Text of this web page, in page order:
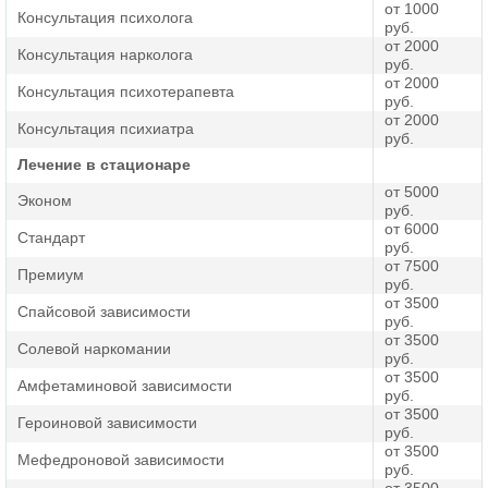
клинику лечения наркозависимых!
Начинать анонимное лечение наркоманов необходимо как
можно скорее, чтобы последствия интоксикации не
оказались для организма и психики критическими. Если
вовремя не оказать наркоману медикаментозную и
психотерапевтическую помощь, то есть риск необратимых
изменений в головном мозге, приводящих к депрессиям,
галлюцинациям и попыткам суицида. Без лечения
наркомания приводит также к системным сбоям в работе
сердца, легких, почек и печени, причем с каждой
очередной дозой состояние продолжает ухудшаться.
Выбирайте нашу клинику в Санкт-Петербурге, чтобы быть
уверенными в профессионализме сотрудников, оказании
комплексной помощи круглосуточно и совершенно
Дополнительные услуги
В наши услуги также входит лечение зависимостей от
Консультация психолога
от 1000
руб.
Консультация нарколога
от 2000
руб.
Консультация психотерапевта
от 2000
руб.
Консультация психиатра
от 2000
руб.
Лечение в стационаре
Эконом
от 5000
руб.
Стандарт
от 6000
руб.
Премиум
от 7500
руб.
Спайсовой зависимости
от 3500
руб.
Солевой наркомании
от 3500
руб.
Амфетаминовой зависимости
от 3500
руб.
Героиновой зависимости
от 3500
руб.
Мефедроновой зависимости
от 3500
руб.